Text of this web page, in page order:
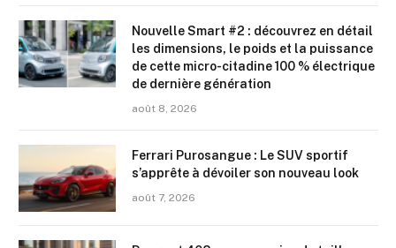
Nouvelle Smart #2 : découvrez en détail
les dimensions, le poids et la puissance
de cette micro-citadine 100 % électrique
de dernière génération
août 8, 2026
Ferrari Purosangue : Le SUV sportif
s’apprête à dévoiler son nouveau look
août 7, 2026